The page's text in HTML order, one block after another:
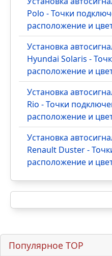
Polo - Точки
расположение и
Установка
Hyundai Solaris -
расположение и
Установка
Rio - Точки
расположение и
Установка
Renault Duster -
расположение и
Популярное TOP